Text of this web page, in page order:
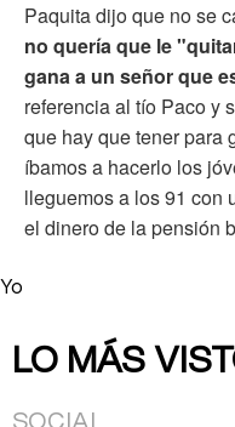
Paquita dijo que no se
no quería que le
gana a un señor que
referencia al tío Paco y
que hay que tener para
íbamos a hacerlo los
lleguemos a los 91 con
el dinero de la pensión
Yo
LO MÁS